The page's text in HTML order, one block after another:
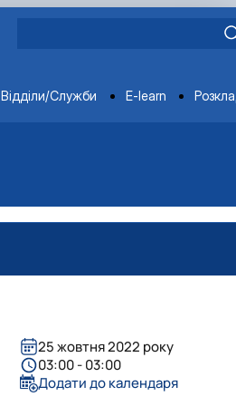
Відділи/Служби E-learn
25 жовтня 2022 року
03:00 - 03:00
Додати до календаря